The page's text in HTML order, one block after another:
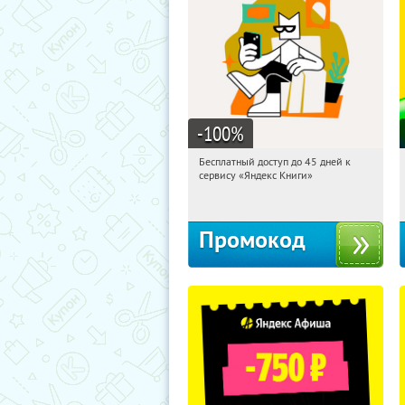
-100%
06:21:30
Получи первым!
Бесплатный доступ до 45 дней к
сервису «Яндекс Книги»
Промокод